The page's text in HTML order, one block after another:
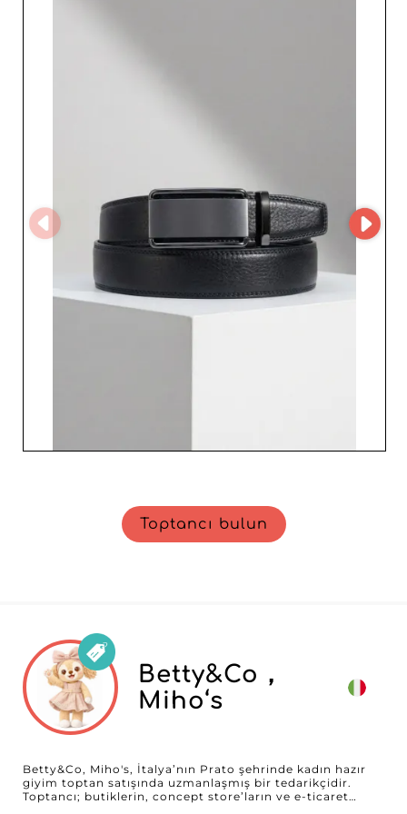
Toptancı bulun
Betty&Co，
Miho‘s
Betty&Co, Miho's, İtalya’nın Prato şehrinde kadın hazır
giyim toptan satışında uzmanlaşmış bir tedarikçidir.
Toptancı; butiklerin, concept store’ların ve e-ticaret